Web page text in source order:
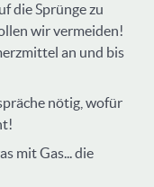
die Sprünge zu
wir vermeiden!
an und bis
nötig, wofür
mit Gas... die